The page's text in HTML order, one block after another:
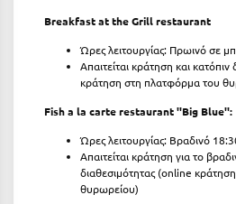
Ναυπακτία
Ναύπλιο
Νέα Στύρα Εύβοιας
Νέοι Πόροι Πιερίας
Breakfast at the Grill restaurant
Ώρες λειτουργίας: Πρωινό σε
Απαιτείται κράτηση και
κράτηση στη πλατφόρμα του
Fish a la carte restaurant ''Big Blue'':
Ώρες λειτουργίας: Βραδινό
Απαιτείται κράτηση για το
διαθεσιμότητας (online
θυρωρείου)